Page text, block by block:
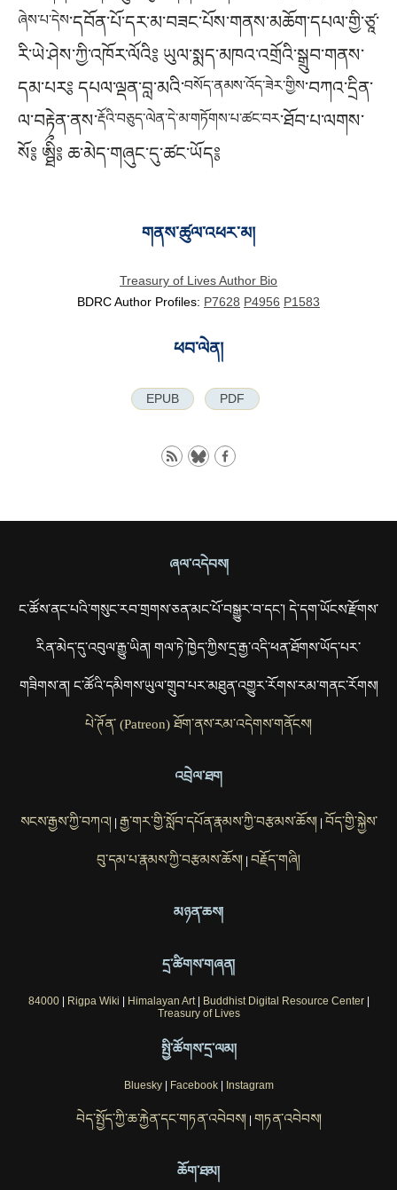
ཞེས་པ་དེས་དབོན་པོ་དར་མ་བཟང་པོས་གནས་མཆོག་དཔལ་གྱི་ཙཱ་
རི་ཡེ་ཤེས་ཀྱི་འཁོར་ལོའི༔ ཡུལ་སྨད་མཁའ་འགྲོའི་སྒྲུབ་གནས་
དམ་པར༔ དཔལ་ལྡན་བླ་མའི་བསོད་ནམས་འོད་ཟེར་གྱིས་བཀའ་དྲིན་
ལ་བརྟེན་ནས་རྡོའི་བཅུད་ལེན་དེ་མ་གཏོགས་པ་ཚང་བར་ཐོབ་པ་ལགས་
སོ༔ ཨྠིྀ༔ ཆ་མེད་གཞུང་དུ་ཚང་ཡོད༔
གནས་ཚུལ་འཕར་མ།
Treasury of Lives Author Bio
BDRC Author Profiles: P7628 P4956 P1583
ཕབ་ལེན།
EPUB PDF
ཞལ་འདེབས།
ང་ཚོས་ནང་པའི་གསུང་རབ་གྲགས་ཅན་མང་པོ་བསྒྱུར་བ་དང་། དེ་དག་ཡོངས་རྫོགས་
རིན་མེད་དུ་འབུལ་རྒྱུ་ཡིན། གལ་ཏེ་ཁྱེད་ཀྱིས་དྲ་རྒྱ་འདི་ཕན་ཐོགས་ཡོད་པར་
གཟིགས་ན། ང་ཚོའི་དམིགས་ཡུལ་གྲུབ་པར་མཐུན་འགྱུར་རོགས་རམ་གནང་རོགས།
པེ་ཊོན་ (Patreon) ཐོག་ནས་རམ་འདེགས་གནོངས།
འབྲེལ་ཐག
སངས་རྒྱས་ཀྱི་བཀའ། རྒྱ་གར་གྱི་སློབ་དཔོན་རྣམས་ཀྱི་བརྩམས་ཆོས། བོད་གྱི་སྐྱེས་
བུ་དམ་པ་རྣམས་ཀྱི་བརྩམས་ཆོས། བརྗོད་གཞི།
མཉན་ཆས།
དྲ་ཚིགས་གཞན།
84000| Rigpa Wiki Himalayan Art| Buddhist Digital Resource Center|
Treasury of Lives
སྤྱི་ཚོགས་དྲ་ལམ།
Bluesky| Facebook| Instagram
བེད་སྤྱོད་ཀྱི་ཆ་རྐྱེན་དང་གཏན་འབེབས། གཏན་འབེབས།
ཆོག་ཐམ།